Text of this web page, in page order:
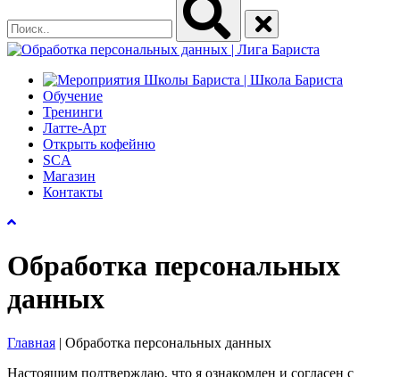
Обучение
Тренинги
Латте-Арт
Открыть кофейню
SCA
Магазин
Контакты
Обработка персональных
данных
Главная | Обработка персональных данных
Настоящим подтверждаю, что я ознакомлен и согласен с